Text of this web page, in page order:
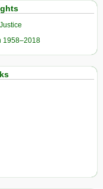
1958–2018